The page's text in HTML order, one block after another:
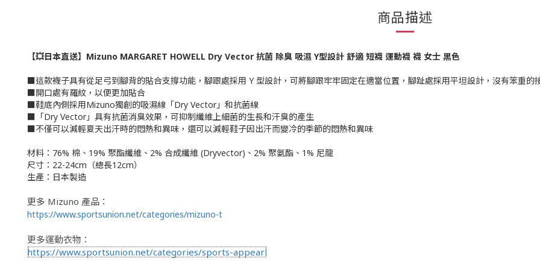
商品描述
【💥日本直送】Mizuno MARGARET HOWELL Dry Vector 抗菌 除臭 吸濕 Y型設計 舒適 短襪 運動襪 襪 女士 黑色
■這款襪子具有從足弓到腳背的貼合支撐功能，腳跟處採用 Y 型設計，可將腳跟牢牢固定在適當位置，腳趾處採用平坦設計，沒有笨重的
■開口處有羅紋，以便更加貼合
■鞋底內側採用Mizuno獨創的吸濕線「Dry Vector」和抗菌線
■「Dry Vector」具有抗菌消臭效果，可抑制纖維上細菌的生長和汗臭的產生
■不僅可以減輕夏天出汗時的悶熱和異味，還可以減輕鞋子因出汗而變冷的季節的悶熱和異味
材料： 76% 棉、19% 聚酯纖維、2% 合成纖維 (Dryvector)、2% 聚氨酯、1% 尼龍
尺寸：22-24cm（總長12cm）
生產：日本製造
更多 Mizuno 產品：
https://www.sportsunion.net/categories/mizuno-t
更多運動衣物：
https://www.sportsunion.net/categories/sports-appearl